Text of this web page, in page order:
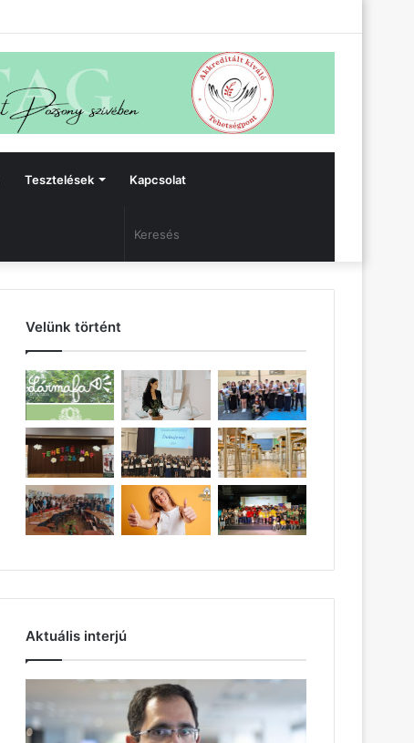
Tesztelések Kapcsolat
Velünk történt
Aktuális interjú